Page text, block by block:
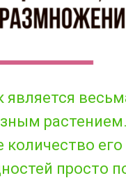
является
растением.
количество его
просто